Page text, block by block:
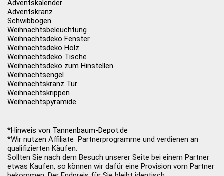
Adventskalender
Adventskranz
Schwibbogen
Weihnachtsbeleuchtung
Weihnachtsdeko Fenster
Weihnachtsdeko Holz
Weihnachtsdeko Tische
Weihnachtsdeko zum Hinstellen
Weihnachtsengel
Weihnachtskranz Tür
Weihnachtskrippen
Weihnachtspyramide
*Hinweis von Tannenbaum-Depot.de
*Wir nutzen Affiliate Partnerprogramme und verdienen an
qualifizierten Käufen.
Sollten Sie nach dem Besuch unserer Seite bei einem Partner
etwas Kaufen, so können wir dafür eine Provision vom Partner